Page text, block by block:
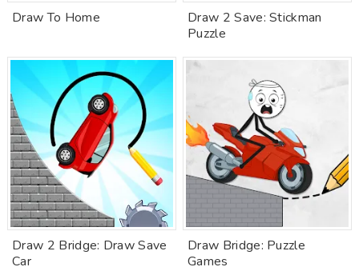
Draw To Home
Draw 2 Save: Stickman
Puzzle
Draw 2 Bridge: Draw Save
Car
Draw Bridge: Puzzle
Games